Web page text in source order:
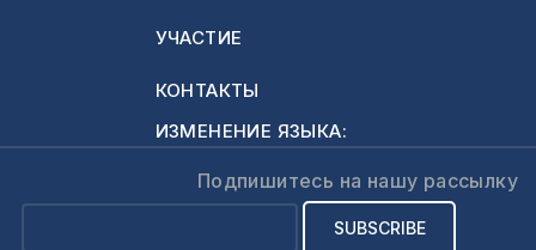
УЧАСТИЕ
КОНТАКТЫ
ИЗМЕНЕНИЕ ЯЗЫКА:
Подпишитесь на нашу рассылку